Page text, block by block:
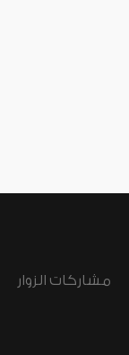
مشاركات الزوار